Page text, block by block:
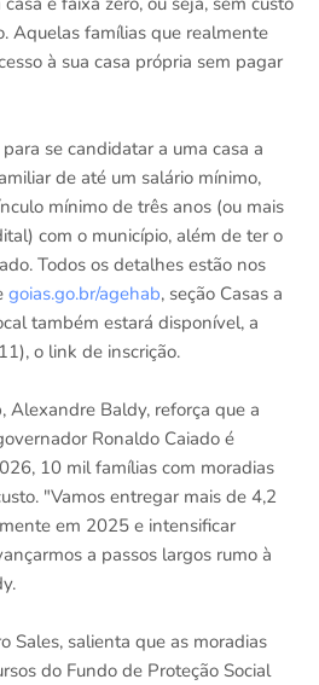
Aquelas famílias que realmente
à sua casa própria sem pagar
se candidatar a uma casa a
de até um salário mínimo,
mínimo de três anos (ou mais
com o município, além de ter o
Todos os detalhes estão nos
goias.go.br/agehab, seção Casas a
também estará disponível, a
o link de inscrição.
Alexandre Baldy, reforça que a
Ronaldo Caiado é
10 mil famílias com moradias
"Vamos entregar mais de 4,2
em 2025 e intensificar
a passos largos rumo à
Sales, salienta que as moradias
do Fundo de Proteção Social